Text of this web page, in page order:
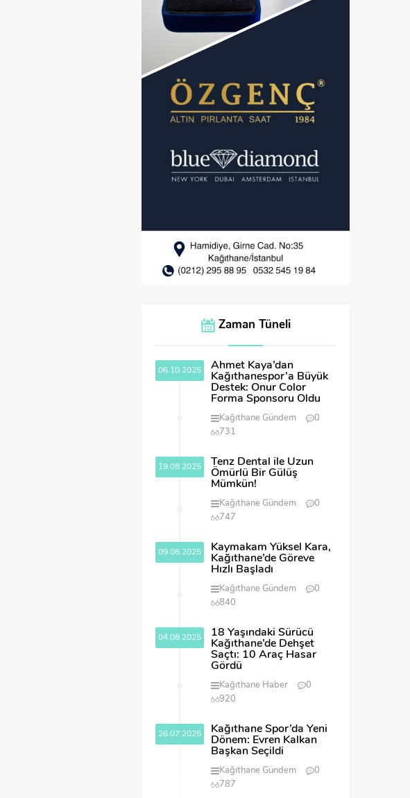
Zaman Tüneli
06.10.2025
Ahmet Kaya’dan
Kağıthanespor’a Büyük
Destek: Onur Color
Forma Sponsoru Oldu
Kağıthane Gündem
0
731
19.08.2025
Tenz Dental ile Uzun
Ömürlü Bir Gülüş
Mümkün!
Kağıthane Gündem
0
747
09.08.2025
Kaymakam Yüksel Kara,
Kağıthane’de Göreve
Hızlı Başladı
Kağıthane Gündem
0
840
04.08.2025
18 Yaşındaki Sürücü
Kağıthane’de Dehşet
Saçtı: 10 Araç Hasar
Gördü
Kağıthane Haber
0
920
26.07.2025
Kağıthane Spor’da Yeni
Dönem: Evren Kalkan
Başkan Seçildi
Kağıthane Gündem
0
787